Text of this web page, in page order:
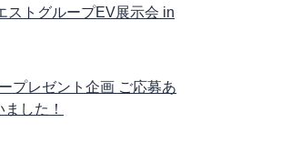
ストグループEV展示会 in
プレゼント企画 ご応募あ
した！